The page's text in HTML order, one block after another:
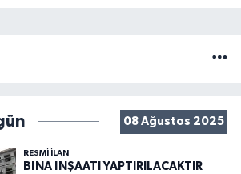
08 Ağustos 2025
RESMİ İLAN
BİNA İNŞAATI YAPTIRILACAKTIR